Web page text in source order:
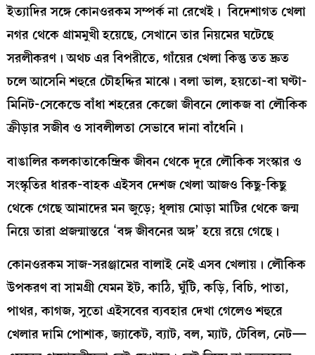
ইত্যাদির সঙ্গে কোনওরকম সম্পর্ক না রেখেই। বিদেশাগত খেলা
নগর থেকে গ্রামমুখী হয়েছে, সেখানে তার নিয়মের ঘটেছে
সরলীকরণ। অথচ এর বিপরীতে, গাঁয়ের খেলা কিন্তু তত দ্রুত
চলে আসেনি শহুরে চৌহদ্দির মাঝে। বলা ভাল, হয়তো-বা ঘণ্টা-
মিনিট-সেকেন্ডে বাঁধা শহরের কেজো জীবনে লোকজ বা লৌকিক
ক্রীড়ার সজীব ও সাবলীলতা সেভাবে দানা বাঁধেনি।
বাঙালির কলকাতাকেন্দ্রিক জীবন থেকে দূরে লৌকিক সংস্কার ও
সংস্কৃতির ধারক-বাহক এইসব দেশজ খেলা আজও কিছু-কিছু
থেকে গেছে আমাদের মন জুড়ে; ধূলায় মোড়া মাটির থেকে জন্ম
নিয়ে তারা প্রজন্মান্তরে ‘বঙ্গ জীবনের অঙ্গ’ হয়ে রয়ে গেছে।
কোনওরকম সাজ-সরঞ্জামের বালাই নেই এসব খেলায়। লৌকিক
উপকরণ বা সামগ্রী যেমন ইট, কাঠি, ঘুঁটি, কড়ি, বিচি, পাতা,
পাথর, কাগজ, সুতো এইসবের ব্যবহার দেখা গেলেও শহুরে
খেলার দামি পোশাক, জ্যাকেট, ব্যাট, বল, ম্যাট, টেবিল, নেট—